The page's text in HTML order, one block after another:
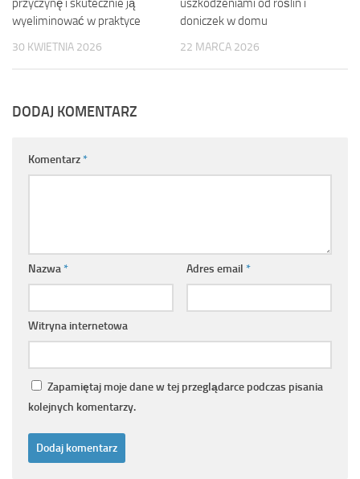
przyczynę i skutecznie ją
wyeliminować w praktyce
30 KWIETNIA 2026
uszkodzeniami od roślin i
doniczek w domu
22 MARCA 2026
DODAJ KOMENTARZ
Komentarz*
Nazwa* Adres email *
Witryna internetowa
Zapamiętaj moje dane w tej przeglądarce podczas pisania
kolejnych komentarzy.